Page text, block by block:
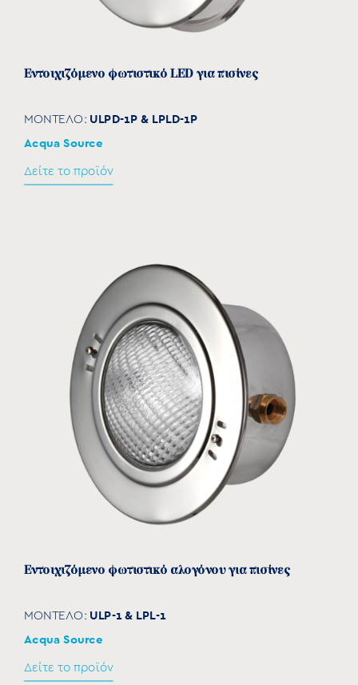
Εντοιχιζόμενο φωτιστικό LED για πισίνες
ΜΟΝΤΕΛΟ: ULPD-1P & LPLD-1P
Acqua Source
Δείτε το προϊόν
Εντοιχιζόμενο φωτιστικό αλογόνου για πισίνες
ΜΟΝΤΕΛΟ: ULP-1 & LPL-1
Acqua Source
Δείτε το προϊόν